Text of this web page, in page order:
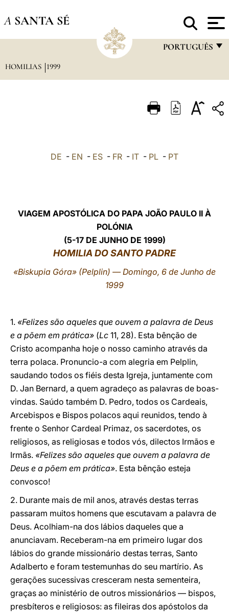
A SANTA SÉ
PORTUGUÊS
ITALIANO
LATINE
HOMILIAS 1999
DE - EN - ES - FR - IT - PL - PT
VIAGEM APOSTÓLICA DO PAPA JOÃO PAULO II À
POLÓNIA
(5-17 DE JUNHO DE 1999)
HOMILIA DO SANTO PADRE
«Biskupia Góra» (Pelplin) ― Domingo, 6 de Junho de
1999
1. «Felizes são aqueles que ouvem a palavra de Deus
e a põem em prática» (Lc 11, 28). Esta bênção de
Cristo acompanha hoje o nosso caminho através da
terra polaca. Pronuncio-a com alegria em Pelplin,
saudando todos os fiéis desta Igreja, juntamente com
D. Jan Bernard, a quem agradeço as palavras de boas-
vindas. Saúdo também D. Pedro, todos os Cardeais,
Arcebispos e Bispos polacos aqui reunidos, tendo à
frente o Senhor Cardeal Primaz, os sacerdotes, os
religiosos, as religiosas e todos vós, dilectos Irmãos e
Irmãs. «Felizes são aqueles que ouvem a palavra de
Deus e a põem em prática». Esta bênção esteja
convosco!
2. Durante mais de mil anos, através destas terras
passaram muitos homens que escutavam a palavra de
Deus. Acolhiam-na dos lábios daqueles que a
anunciavam. Receberam-na em primeiro lugar dos
lábios do grande missionário destas terras, Santo
Adalberto e foram testemunhas do seu martírio. As
gerações sucessivas cresceram nesta sementeira,
graças ao ministério de outros missionários ― bispos,
presbíteros e religiosos: as fileiras dos apóstolos da